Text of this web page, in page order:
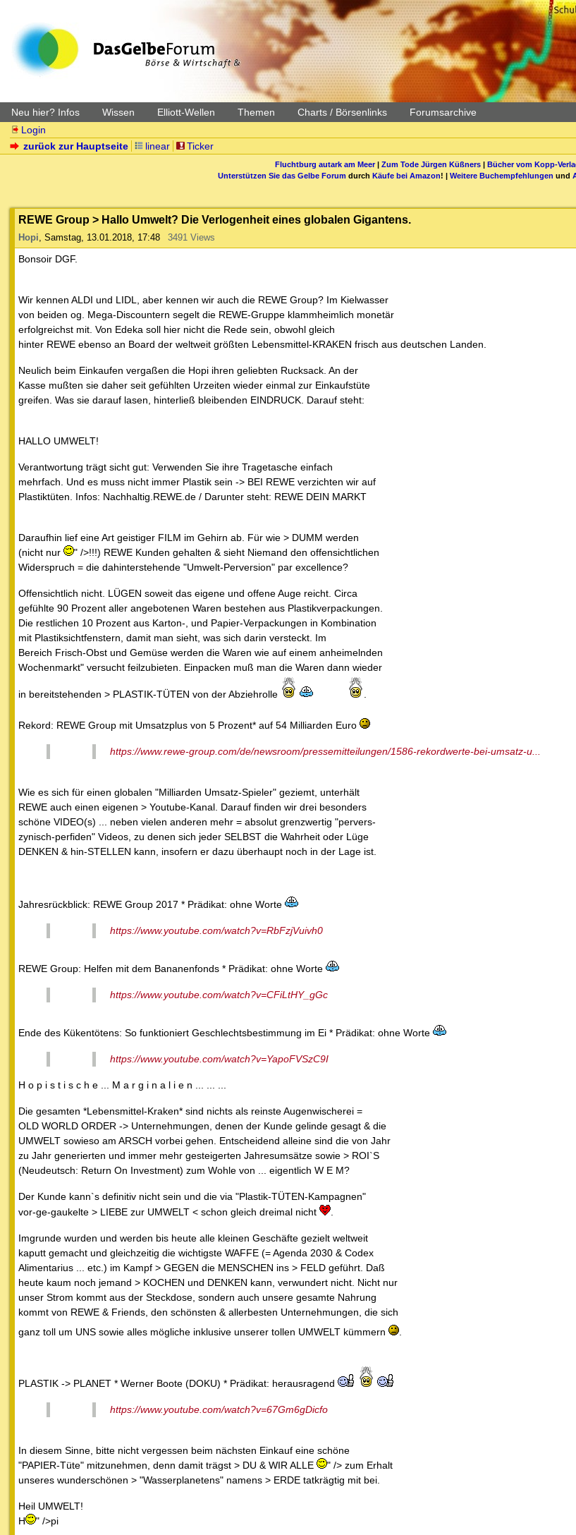
Neu hier? Infos Wissen Elliott-Wellen Themen Charts / Börsenlinks Forumsarchive
Login
zurück zur Hauptseite
linear Ticker
Fluchtburg autark am Meer| Zum Tode Jürgen Küßners| Bücher vom Kopp-
Unterstützen Sie das Gelbe Forum durch Käufe bei Amazon! | Weitere Buchempfehlungen und
REWE Group > Hallo Umwelt? Die Verlogenheit eines globalen Gigantens.
Hopi, Samstag, 13.01.2018, 17:48 3491 Views
Bonsoir DGF.
Wir kennen ALDI und LIDL, aber kennen wir auch die REWE Group? Im Kielwasser
von beiden og. Mega-Discountern segelt die REWE-Gruppe klammheimlich monetär
erfolgreichst mit. Von Edeka soll hier nicht die Rede sein, obwohl gleich
hinter REWE ebenso an Board der weltweit größten Lebensmittel-KRAKEN frisch aus deutschen Landen.
Neulich beim Einkaufen vergaßen die Hopi ihren geliebten Rucksack. An der
Kasse mußten sie daher seit gefühlten Urzeiten wieder einmal zur Einkaufstüte
greifen. Was sie darauf lasen, hinterließ bleibenden EINDRUCK. Darauf steht:
HALLO UMWELT!
Verantwortung trägt sicht gut: Verwenden Sie ihre Tragetasche einfach
mehrfach. Und es muss nicht immer Plastik sein -> BEI REWE verzichten wir auf
Plastiktüten. Infos: Nachhaltig.REWE.de / Darunter steht: REWE DEIN MARKT
Daraufhin lief eine Art geistiger FILM im Gehirn ab. Für wie > DUMM werden
(nicht nur
" />!!!) REWE Kunden gehalten & sieht Niemand den offensichtlichen
Widerspruch = die dahinterstehende "Umwelt-Perversion" par excellence?
Offensichtlich nicht. LÜGEN soweit das eigene und offene Auge reicht. Circa
gefühlte 90 Prozent aller angebotenen Waren bestehen aus Plastikverpackungen.
Die restlichen 10 Prozent aus Karton-, und Papier-Verpackungen in Kombination
mit Plastiksichtfenstern, damit man sieht, was sich darin versteckt. Im
Bereich Frisch-Obst und Gemüse werden die Waren wie auf einem anheimelnden
Wochenmarkt" versucht feilzubieten. Einpacken muß man die Waren dann wieder
in bereitstehenden > PLASTIK-TÜTEN von der Abziehrolle .
Rekord: REWE Group mit Umsatzplus von 5 Prozent* auf 54 Milliarden Euro
https://www.rewe-group.com/de/newsroom/pressemitteilungen/1586-rekordwerte-bei-umsatz-u...
Wie es sich für einen globalen "Milliarden Umsatz-Spieler" geziemt, unterhält
REWE auch einen eigenen > Youtube-Kanal. Darauf finden wir drei besonders
schöne VIDEO(s) ... neben vielen anderen mehr = absolut grenzwertig "pervers-
zynisch-perfiden" Videos, zu denen sich jeder SELBST die Wahrheit oder Lüge
DENKEN & hin-STELLEN kann, insofern er dazu überhaupt noch in der Lage ist.
Jahresrückblick: REWE Group 2017 * Prädikat: ohne Worte
https://www.youtube.com/watch?v=RbFzjVuivh0
REWE Group: Helfen mit dem Bananenfonds * Prädikat: ohne Worte
https://www.youtube.com/watch?v=CFiLtHY_gGc
Ende des Kükentötens: So funktioniert Geschlechtsbestimmung im Ei * Prädikat: ohne Worte
https://www.youtube.com/watch?v=YapoFVSzC9I
H o p i s t i s c h e ... M a r g i n a l i e n ... ... ...
Die gesamten *Lebensmittel-Kraken* sind nichts als reinste Augenwischerei =
OLD WORLD ORDER -> Unternehmungen, denen der Kunde gelinde gesagt & die
UMWELT sowieso am ARSCH vorbei gehen. Entscheidend alleine sind die von Jahr
zu Jahr generierten und immer mehr gesteigerten Jahresumsätze sowie > ROI`S
(Neudeutsch: Return On Investment) zum Wohle von ... eigentlich W E M?
Der Kunde kann`s definitiv nicht sein und die via "Plastik-TÜTEN-Kampagnen"
vor-ge-gaukelte > LIEBE zur UMWELT < schon gleich dreimal nicht
.
Imgrunde wurden und werden bis heute alle kleinen Geschäfte gezielt weltweit
kaputt gemacht und gleichzeitig die wichtigste WAFFE (= Agenda 2030 & Codex
Alimentarius ... etc.) im Kampf > GEGEN die MENSCHEN ins > FELD geführt. Daß
heute kaum noch jemand > KOCHEN und DENKEN kann, verwundert nicht. Nicht nur
unser Strom kommt aus der Steckdose, sondern auch unsere gesamte Nahrung
kommt von REWE & Friends, den schönsten & allerbesten Unternehmungen, die sich
ganz toll um UNS sowie alles mögliche inklusive unserer tollen UMWELT kümmern
.
PLASTIK -> PLANET * Werner Boote (DOKU) * Prädikat: herausragend
https://www.youtube.com/watch?v=67Gm6gDicfo
In diesem Sinne, bitte nicht vergessen beim nächsten Einkauf eine schöne
"PAPIER-Tüte" mitzunehmen, denn damit trägst > DU & WIR ALLE
" /> zum Erhalt
unseres wunderschönen > "Wasserplanetens" namens > ERDE tatkrägtig mit bei.
Heil UMWELT!
H
" />pi